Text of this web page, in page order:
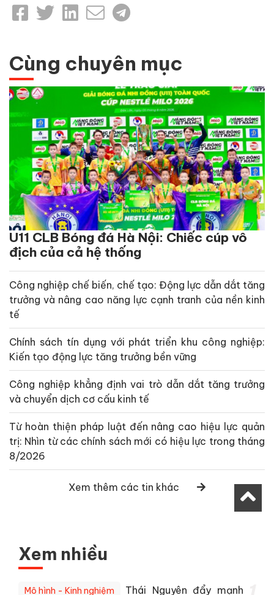
Cùng chuyên mục
U11 CLB Bóng đá Hà Nội: Chiếc cúp vô
địch của cả hệ thống
Công nghiệp chế biến, chế tạo: Động lực dẫn dắt tăng
trưởng và nâng cao năng lực cạnh tranh của nền kinh
tế
Chính sách tín dụng với phát triển khu công nghiệp:
Kiến tạo động lực tăng trưởng bền vững
Công nghiệp khẳng định vai trò dẫn dắt tăng trưởng
và chuyển dịch cơ cấu kinh tế
Từ hoàn thiện pháp luật đến nâng cao hiệu lực quản
trị: Nhìn từ các chính sách mới có hiệu lực trong tháng
8/2026
Xem thêm các tin khác
Xem nhiều
Mô hình - Kinh nghiệm
Thái Nguyên đẩy mạnh